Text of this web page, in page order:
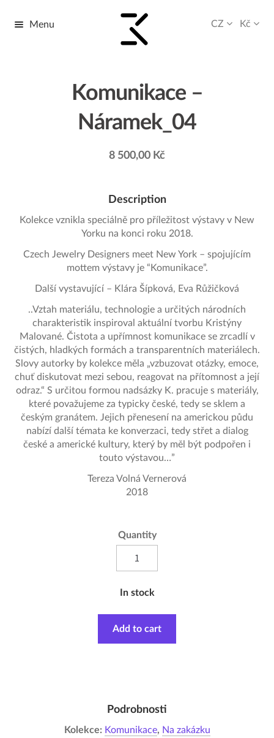
Přeskočit
Přejít
Menu CZ Kč
Komunikace –
Náramek_04
8 500,00 Kč
Description
Kolekce vznikla speciálně pro příležitost výstavy v New
Yorku na konci roku 2018.
Czech Jewelry Designers meet New York – spojujícím
mottem výstavy je “Komunikace”.
Další vystavující – Klára Šípková, Eva Růžičková
..Vztah materiálu, technologie a určitých národních
charakteristik inspiroval aktuální tvorbu Kristýny
Malované. Čistota a upřímnost komunikace se zrcadlí v
čistých, hladkých formách a transparentních materiálech.
Slovy autorky by kolekce měla „vzbuzovat otázky, emoce,
chuť diskutovat mezi sebou, reagovat na přítomnost a její
odraz.“ S určitou formou nadsázky K. pracuje s materiály,
které považujeme za typicky české, tedy se sklem a
českým granátem. Jejich přenesení na americkou půdu
nabízí další témata ke konverzaci, tedy střet a dialog
české a americké kultury, který by měl být podpořen i
touto výstavou…”
Tereza Volná Vernerová
2018
Quantity
In stock
Add to cart
Podrobnosti
Kolekce: Komunikace, Na zakázku